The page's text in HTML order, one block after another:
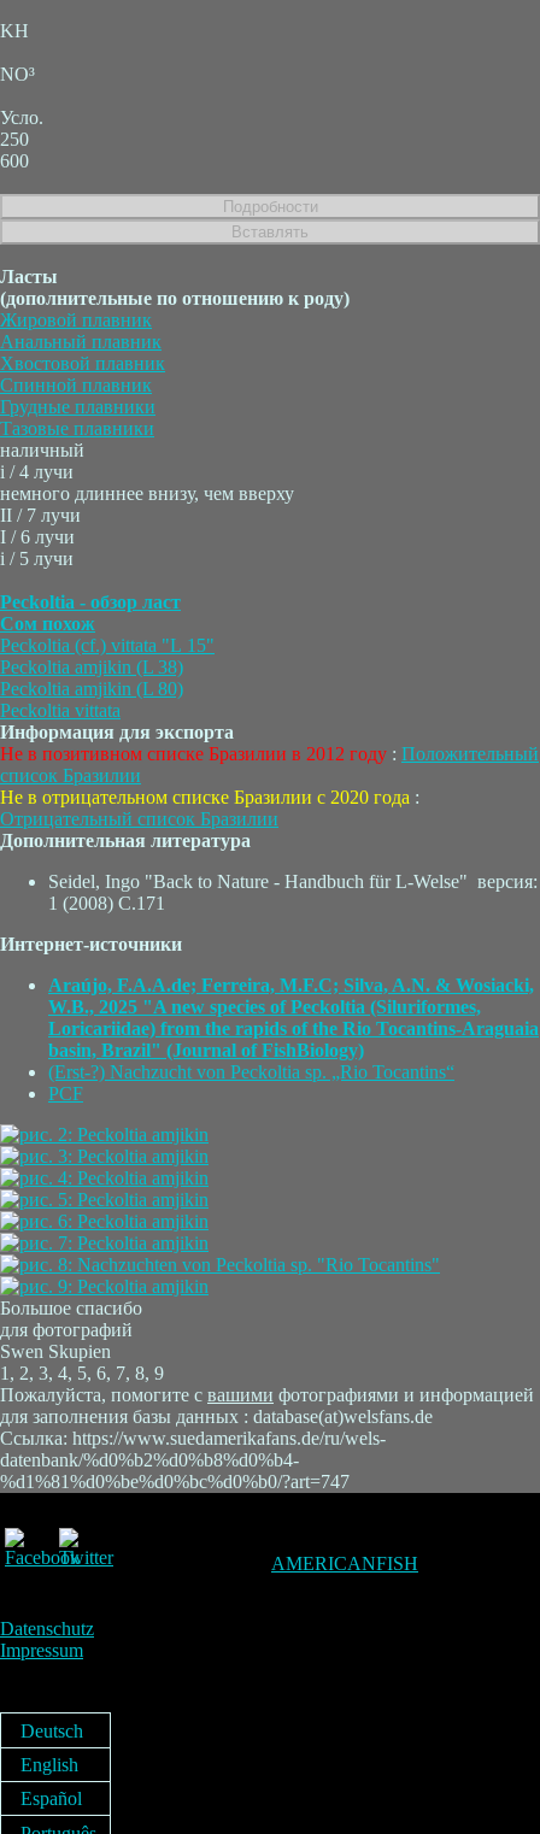
KH
NO³
Усло.
250
600
Ласты
(дополнительные по отношению к роду)
Жировой плавник
Анальный плавник
Хвостовой плавник
Спинной плавник
Грудные плавники
Тазовые плавники
наличный
i / 4 лучи
немного длиннее внизу, чем вверху
II / 7 лучи
I / 6 лучи
i / 5 лучи
Peckoltia - обзор ласт
Сом похож
Peckoltia (cf.) vittata "L 15"
Peckoltia amjikin (L 38)
Peckoltia amjikin (L 80)
Peckoltia vittata
Информация для экспорта
Не в позитивном списке Бразилии в 2012 году : Положительный
список Бразилии
Не в отрицательном списке Бразилии с 2020 года :
Отрицательный список Бразилии
Дополнительная литература
Seidel, Ingo "Back to Nature - Handbuch für L-Welse" версия:
1 (2008) C.171
Интернет-источники
Araújo, F.A.A.de; Ferreira, M.F.C; Silva, A.N. & Wosiacki,
W.B., 2025 "A new species of Peckoltia (Siluriformes,
Loricariidae) from the rapids of the Rio Tocantins-Araguaia
basin, Brazil" (Journal of FishBiology)
(Erst-?) Nachzucht von Peckoltia sp. „Rio Tocantins“
PCF
Большое спасибо
для фотографий
Swen Skupien
1, 2, 3, 4, 5, 6, 7, 8, 9
Пожалуйста, помогите с вашими фотографиями и информацией
для заполнения базы данных : database(at)welsfans.de
Ссылка: https://www.suedamerikafans.de/ru/wels-
datenbank/%d0%b2%d0%b8%d0%b4-
%d1%81%d0%be%d0%bc%d0%b0/?art=747
AMERICANFISH
Datenschutz
Impressum
Deutsch
English
Español